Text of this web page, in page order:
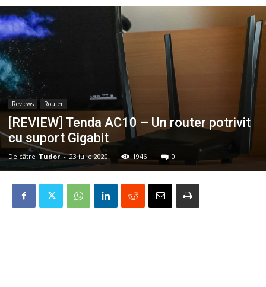
Reviews Router
[REVIEW] Tenda AC10 – Un router potrivit
cu suport Gigabit
De către Tudor - 23 iulie 2020 1946 0